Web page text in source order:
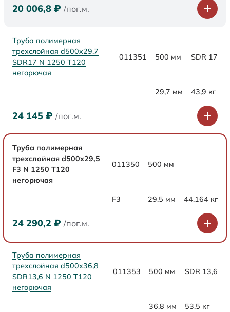
20 006,8 ₽ /пог.м.
Труба полимерная
трехслойная d500x29,7
SDR17 N 1250 Т120
негорючая
011351 500 мм SDR 17
29,7 мм 43,9 кг
24 145 ₽ /пог.м.
Труба полимерная
трехслойная d500x29,5
F3 N 1250 Т120
негорючая
011350 500 мм
F3 29,5 мм 44,164 кг
24 290,2 ₽ /пог.м.
Труба полимерная
трехслойная d500x36,8
SDR13,6 N 1250 Т120
негорючая
011353 500 мм SDR 13,6
36,8 мм 53,5 кг